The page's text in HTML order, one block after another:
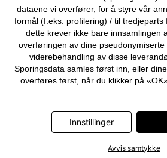
dataene vi overfører, for å styre vår
formål (f.eks. profilering) / til tredjeparts
dette krever ikke bare innsamlingen
overføringen av dine
viderebehandling av disse
Sporingsdata samles først inn, eller
overføres først, når du klikker på
Communications GmbH, ID5
Ireland Ltd, Microsoft Ireland
Technologies UK Ltd. Ytterligere
Innstillinger
Avvis samtykke